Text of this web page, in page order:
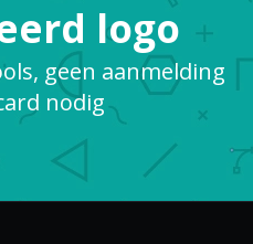
logo
geen aanmelding
nodig